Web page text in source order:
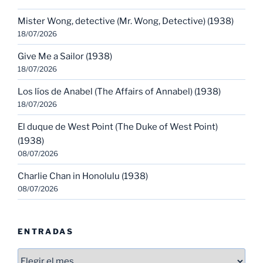
Mister Wong, detective (Mr. Wong, Detective) (1938)
18/07/2026
Give Me a Sailor (1938)
18/07/2026
Los líos de Anabel (The Affairs of Annabel) (1938)
18/07/2026
El duque de West Point (The Duke of West Point)
(1938)
08/07/2026
Charlie Chan in Honolulu (1938)
08/07/2026
ENTRADAS
Entradas